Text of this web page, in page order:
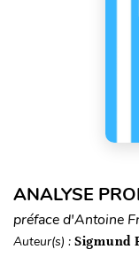
ANALYSE
préface d'Antoine
Auteur(s) : Sigmund